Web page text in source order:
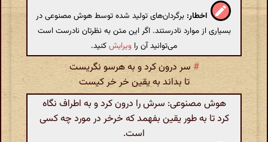
اخطار: برگردان‌های تولید شده توسط هوش مصنوعی در
بسیاری از موارد نادرستند. اگر این متن به نظرتان نادرست است
می‌توانید آن را ویرایشکنید.
# سر درون کرد و به هرسو نگریست
تا بداند به یقین خر خر کیست
هوش مصنوعی: سرش را درون کرد و به اطراف نگاه
کرد تا به طور یقین بفهمد که خرخر در مورد چه کسی
است.